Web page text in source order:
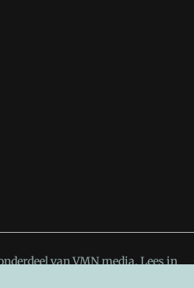
van VMN media. Lees in